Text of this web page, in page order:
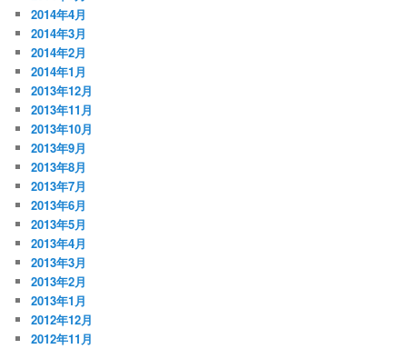
2014年4月
2014年3月
2014年2月
2014年1月
2013年12月
2013年11月
2013年10月
2013年9月
2013年8月
2013年7月
2013年6月
2013年5月
2013年4月
2013年3月
2013年2月
2013年1月
2012年12月
2012年11月